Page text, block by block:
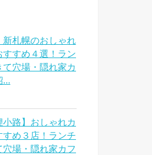
新札幌のおしゃれ
すすめ４選！ラン
て穴場・隠れ家カ
...
小路】おしゃれカ
すめ３店！ランチ
穴場・隠れ家カフ